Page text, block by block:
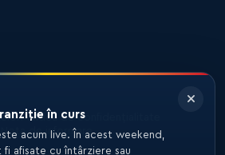
în curs
acum live. În acest weekend,
afișate cu întârziere sau
Politica de confidențialitate
Nota de informare